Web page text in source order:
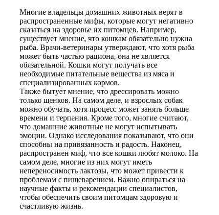
Многие владельцы домашних животных верят в
распространенные мифы, которые могут негативно
сказаться на здоровье их питомцев. Например,
существует мнение, что кошкам обязательно нужна
рыба. Врачи-ветеринары утверждают, что хотя рыба
может быть частью рациона, она не является
обязательной. Кошки могут получать все
необходимые питательные вещества из мяса и
специализированных кормов.
Также бытует мнение, что дрессировать можно
только щенков. На самом деле, и взрослых собак
можно обучать, хотя процесс может занять больше
времени и терпения. Кроме того, многие считают,
что домашние животные не могут испытывать
эмоции. Однако исследования показывают, что они
способны на привязанность и радость. Наконец,
распространен миф, что все кошки любят молоко. На
самом деле, многие из них могут иметь
непереносимость лактозы, что может привести к
проблемам с пищеварением. Важно опираться на
научные факты и рекомендации специалистов,
чтобы обеспечить своим питомцам здоровую и
счастливую жизнь.